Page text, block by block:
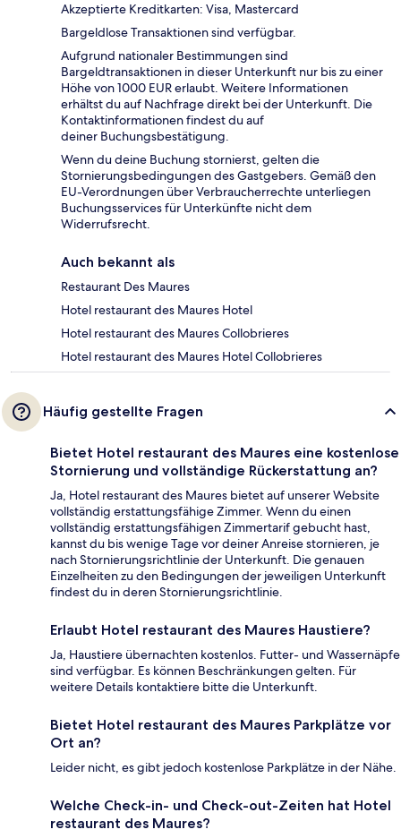
Akzeptierte Kreditkarten: Visa, Mastercard
Bargeldlose Transaktionen sind verfügbar.
Aufgrund nationaler Bestimmungen sind
Bargeldtransaktionen in dieser Unterkunft nur bis zu einer
Höhe von 1000 EUR erlaubt. Weitere Informationen
erhältst du auf Nachfrage direkt bei der Unterkunft. Die
Kontaktinformationen findest du auf
deiner Buchungsbestätigung.
Wenn du deine Buchung stornierst, gelten die
Stornierungsbedingungen des Gastgebers. Gemäß den
EU-Verordnungen über Verbraucherrechte unterliegen
Buchungsservices für Unterkünfte nicht dem
Widerrufsrecht.
Auch bekannt als
Restaurant Des Maures
Hotel restaurant des Maures Hotel
Hotel restaurant des Maures Collobrieres
Hotel restaurant des Maures Hotel Collobrieres
Häufig gestellte Fragen
Bietet Hotel restaurant des Maures eine kostenlose
Stornierung und vollständige Rückerstattung an?
Ja, Hotel restaurant des Maures bietet auf unserer Website
vollständig erstattungsfähige Zimmer. Wenn du einen
vollständig erstattungsfähigen Zimmertarif gebucht hast,
kannst du bis wenige Tage vor deiner Anreise stornieren, je
nach Stornierungsrichtlinie der Unterkunft. Die genauen
Einzelheiten zu den Bedingungen der jeweiligen Unterkunft
findest du in deren Stornierungsrichtlinie.
Erlaubt Hotel restaurant des Maures Haustiere?
Ja, Haustiere übernachten kostenlos. Futter- und Wassernäpfe
sind verfügbar. Es können Beschränkungen gelten. Für
weitere Details kontaktiere bitte die Unterkunft.
Bietet Hotel restaurant des Maures Parkplätze vor
Ort an?
Leider nicht, es gibt jedoch kostenlose Parkplätze in der Nähe.
Welche Check-in- und Check-out-Zeiten hat Hotel
restaurant des Maures?